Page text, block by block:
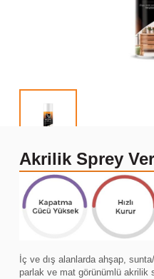
Akrilik Sprey
İç ve dış alanlarda ahşap,
parlak ve mat görünümlü akrilik